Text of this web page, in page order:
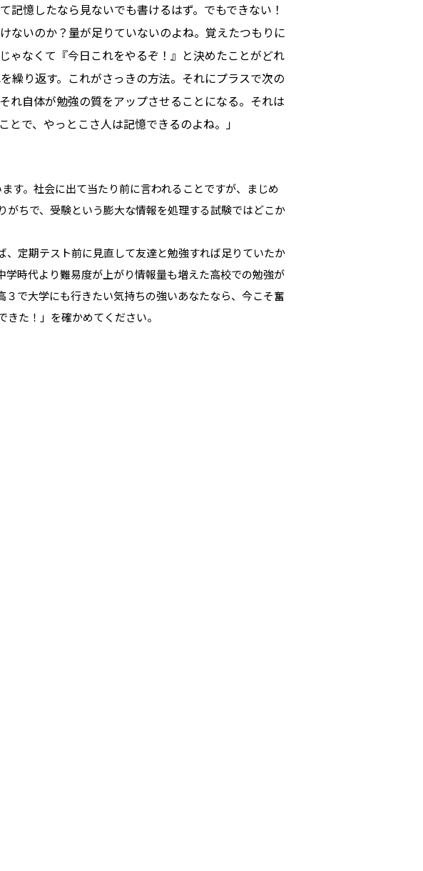
記憶したなら見ないでも書けるはず。でもできない！
ないのか？量が足りていないのよね。覚えたつもりに
ゃなくて『今日これをやるぞ！』と決めたことがどれ
繰り返す。これがさっきの方法。それにプラスで次の
れ自体が勉強の質をアップさせることになる。それは
で、やっとこさ人は記憶できるのよね。」
す。社会に出て当たり前に言われることですが、まじめ
ちで、受験という膨大な情報を処理する試験ではどこか
定期テスト前に見直して友達と勉強すれば足りていたか
時代より難易度が上がり情報量も増えた高校での勉強が
で大学にも行きたい気持ちの強いあなたなら、今こそ奮
た！」を確かめてください。